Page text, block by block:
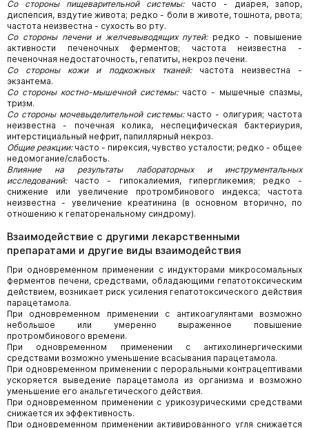
Со стороны пищеварительной системы:часто - диарея, запор,
диспепсия, вздутие живота; редко - боли в животе, тошнота, рвота;
частота неизвестна - сухость во рту.
Со стороны печени и желчевыводящих путей:редко - повышение
активности печеночных ферментов; частота неизвестна -
печеночная недостаточность, гепатиты, некроз печени.
Со стороны кожи и подкожных тканей:частота неизвестна -
экзантема.
Со стороны костно-мышечной системы:часто - мышечные спазмы,
тризм.
Со стороны мочевыделительной системы:часто - олигурия; частота
неизвестна - почечная колика, неспецифическая бактериурия,
интерстициальный нефрит, папиллярный некроз.
Общие реакции:часто - пирексия, чувство усталости; редко - общее
недомогание/слабость.
Влияние на результаты лабораторных и инструментальных
исследований:часто - гипокалиемия, гипергликемия; редко -
снижение или увеличение протромбинового индекса; частота
неизвестна - увеличение креатинина (в основном вторично, по
отношению к гепаторенальному синдрому).
Взаимодействие с другими лекарственными
препаратами и другие виды взаимодействия
При одновременном применении с индукторами микросомальных
ферментов печени, средствами, обладающими гепатотоксическим
действием, возникает риск усиления гепатотоксического действия
парацетамола.
При одновременном применении с антикоагулянтами возможно
небольшое или умеренно выраженное повышение
протромбинового времени.
При одновременном применении с антихолинергическими
средствами возможно уменьшение всасывания парацетамола.
При одновременном применении с пероральными контрацептивами
ускоряется выведение парацетамола из организма и возможно
уменьшение его анальгетического действия.
При одновременном применении с урикозурическими средствами
снижается их эффективность.
При одновременном применении активированного угля снижается